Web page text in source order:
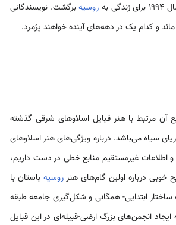
روسیهبرگشت. نویسندگانی
و کدام یک در دهه‌های آینده خواهند پژمرد.
10 گفته می‌شود. منابع آن مرتبط با هنر قبایل اسلاوهای شرقی گذشته
سیاه می‌باشد. درباره ویژگی‌های هنر اسلاوهای
اطلاعات غیرمستقیم منابع خطی در دست داریم،
خوبی درباره اولین گام‌های هنرروسیهباستان با
ابتدایی- همگانی و شکل‌گیری جامعه طبقه
انجمن‌های بزرگ ارضی-قبیله‌ای در این قبایل